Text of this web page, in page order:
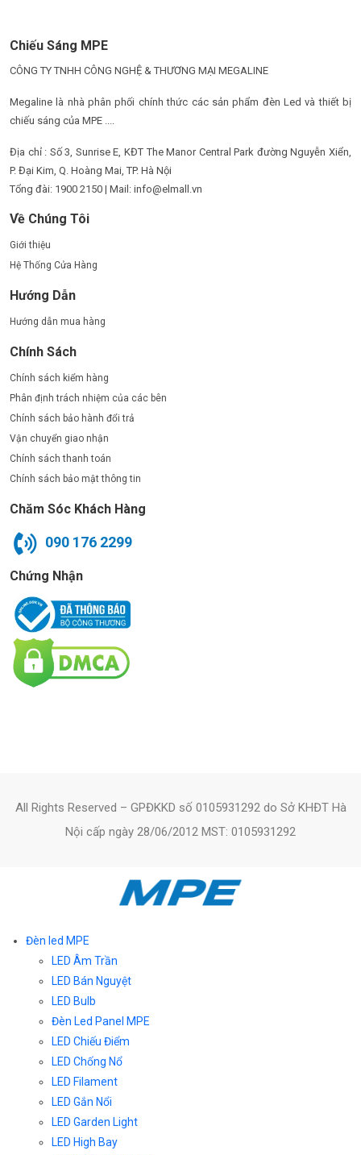
Chiếu Sáng MPE
CÔNG TY TNHH CÔNG NGHỆ & THƯƠNG MẠI MEGALINE
Megaline là nhà phân phối chính thức các sản phẩm đèn Led và thiết bị
chiếu sáng của MPE ....
Địa chỉ : Số 3, Sunrise E, KĐT The Manor Central Park đường Nguyễn Xiển,
P. Đại Kim, Q. Hoàng Mai, TP. Hà Nội
Tổng đài: 1900 2150 | Mail: info@elmall.vn
Về Chúng Tôi
Giới thiệu
Hệ Thống Cửa Hàng
Hướng Dẫn
Hướng dẫn mua hàng
Chính Sách
Chính sách kiểm hàng
Phân định trách nhiệm của các bên
Chính sách bảo hành đổi trả
Vận chuyển giao nhận
Chính sách thanh toán
Chính sách bảo mật thông tin
Chăm Sóc Khách Hàng
090 176 2299
Chứng Nhận
All Rights Reserved – GPĐKKD số 0105931292 do Sở KHĐT Hà
Nội cấp ngày 28/06/2012 MST: 0105931292
Đèn led MPE
LED Âm Trần
LED Bán Nguyệt
LED Bulb
Đèn Led Panel MPE
LED Chiếu Điểm
LED Chống Nổ
LED Filament
LED Gắn Nổi
LED Garden Light
LED High Bay